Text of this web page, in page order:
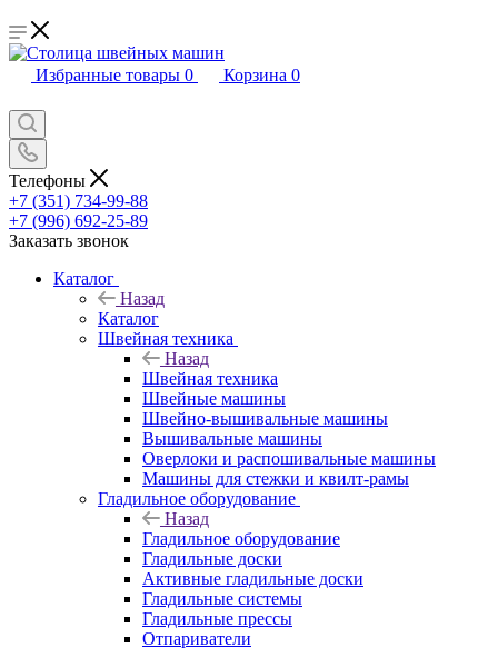
Избранные товары 0 Корзина 0
Телефоны
+7 (351) 734-99-88
+7 (996) 692-25-89
Заказать звонок
Каталог
Назад
Каталог
Швейная техника
Назад
Швейная техника
Швейные машины
Швейно-вышивальные машины
Вышивальные машины
Оверлоки и распошивальные машины
Машины для стежки и квилт-рамы
Гладильное оборудование
Назад
Гладильное оборудование
Гладильные доски
Активные гладильные доски
Гладильные системы
Гладильные прессы
Отпариватели